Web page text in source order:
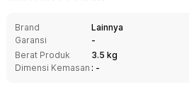
Brand
Lainnya
Garansi
-
Berat Produk
3.5 kg
Dimensi Kemasan : -